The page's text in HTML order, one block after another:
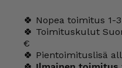
🍀 Nopea toimitus 1-
🍀 Toimituskulut
€
🍀 Pientoimituslisä